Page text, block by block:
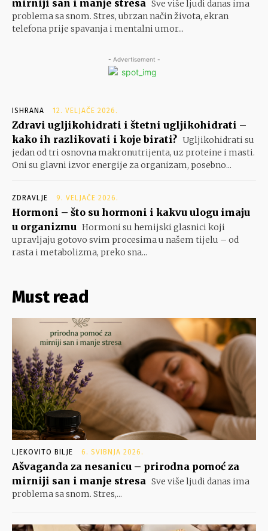
mirniji san i manje stresa Sve više ljudi danas ima
problema sa snom. Stres, ubrzan način života, ekran
telefona prije spavanja i mentalni umor...
- Advertisement -
ISHRANA 12. VELJAČE 2026.
Zdravi ugljikohidrati i štetni ugljikohidrati –
kako ih razlikovati i koje birati? Ugljikohidrati su
jedan od tri osnovna makronutrijenta, uz proteine i masti.
Oni su glavni izvor energije za organizam, posebno...
ZDRAVLJE 9. VELJAČE 2026.
Hormoni – što su hormoni i kakvu ulogu imaju
u organizmu Hormoni su hemijski glasnici koji
upravljaju gotovo svim procesima u našem tijelu – od
rasta i metabolizma, preko sna...
Must read
LJEKOVITO BILJE 6. SVIBNJA 2026.
Ašvaganda za nesanicu – prirodna pomoć za
mirniji san i manje stresa Sve više ljudi danas ima
problema sa snom. Stres,...